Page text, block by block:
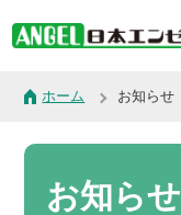
ホーム お知らせ
お知らせ